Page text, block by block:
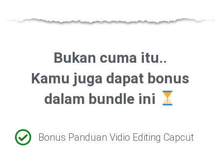
Bukan cuma itu..
Kamu juga dapat bonus
dalam bundle ini
Bonus Panduan Vidio Editing Capcut